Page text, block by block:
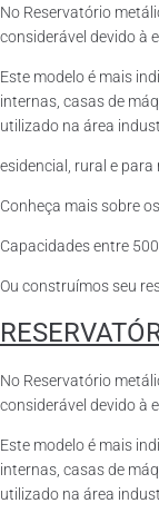
No Reservatório
considerável devido à
Este modelo é mais
internas, casas de
utilizado na área
esidencial, rural e para
Conheça mais sobre
Capacidades entre
Ou construímos seu
No Reservatório
considerável devido à
Este modelo é mais
internas, casas de
utilizado na área